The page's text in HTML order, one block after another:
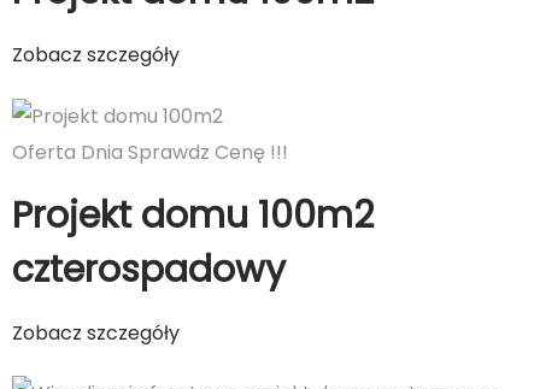
Zobacz szczegóły
Oferta Dnia Sprawdz Cenę !!!
Projekt domu 100m2
czterospadowy
Zobacz szczegóły